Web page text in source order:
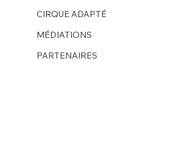
CIRQUE ADAPTÉ
MÉDIATIONS
PARTENAIRES